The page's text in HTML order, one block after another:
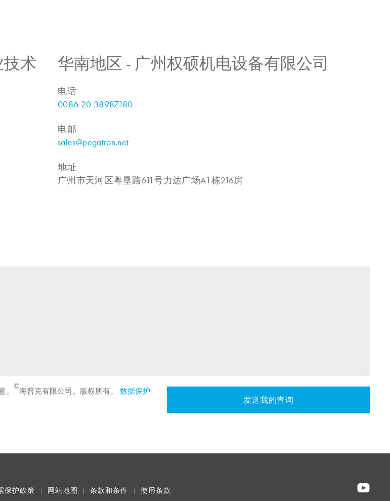
技术
华南地区 - 广州权硕机电设备有限公司
电话
0086 20 38987180
电邮
sales@pegatron.net
地址
广州市天河区粤垦路611号力达广场A1栋216房
。
©
海普克有限公司。版权所有。 数据保护
发送我的查询
保护政策 网站地图 条款和条件 使用条款